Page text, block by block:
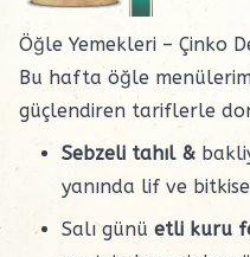
Öğle Yemekleri – Çinko
Bu hafta öğle
güçlendiren tariflerle
Sebzeli tahıl &
yanında lif ve
Salı günü etli kuru